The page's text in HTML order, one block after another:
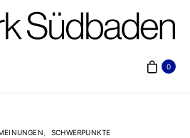
0
SCHWERPUNKTE